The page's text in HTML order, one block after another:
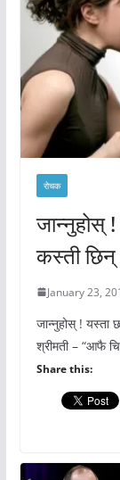
रोचक
जान्नुहोस्
कस्ती छिन्
January 23,
जान्नुहोस् ! यस्ता
श्रीमती – “आफै
Share this: